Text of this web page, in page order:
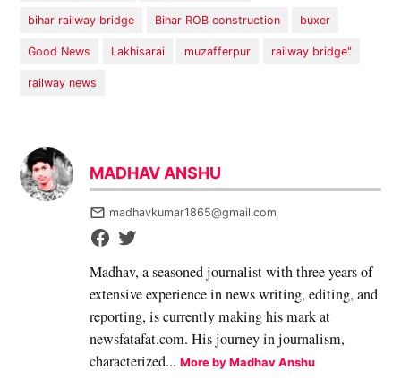
bihar railway bridge Bihar ROB construction buxer
Good News Lakhisarai muzafferpur railway bridge"
railway news
MADHAV ANSHU
madhavkumar1865@gmail.com
Madhav, a seasoned journalist with three years of
extensive experience in news writing, editing, and
reporting, is currently making his mark at
newsfatafat.com. His journey in journalism,
characterized...More by Madhav Anshu